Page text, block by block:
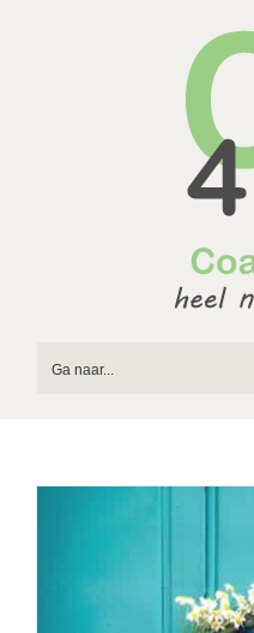
Ga naar...